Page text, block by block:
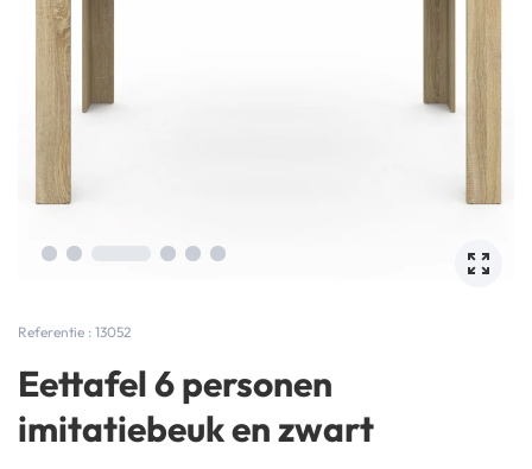
Referentie : 13052
Eettafel 6 personen
imitatiebeuk en zwart